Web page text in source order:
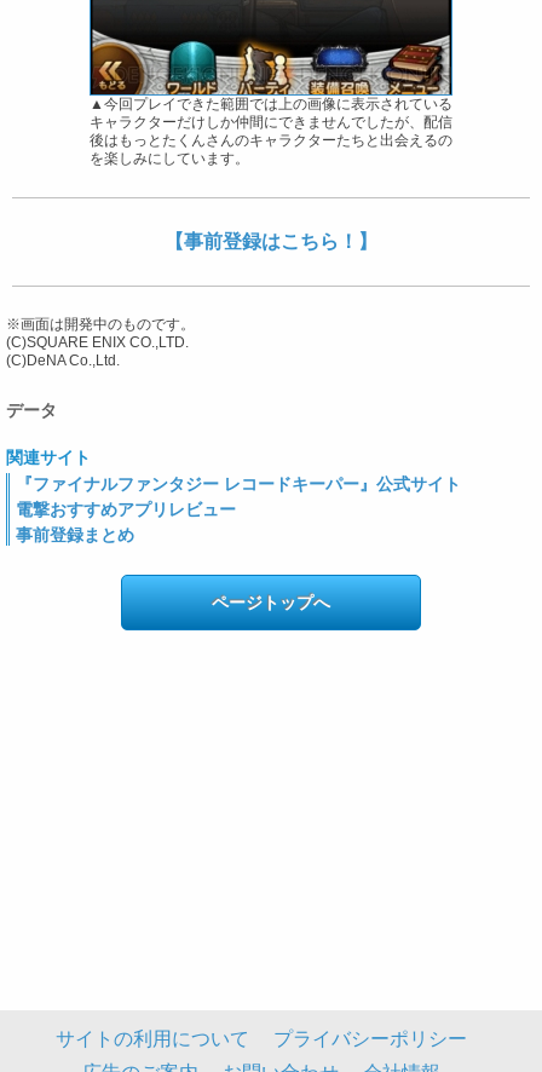
▲今回プレイできた範囲では上の画像に表示されている
キャラクターだけしか仲間にできませんでしたが、配信
後はもっとたくんさんのキャラクターたちと出会えるの
を楽しみにしています。
【事前登録はこちら！】
※画面は開発中のものです。
(C)SQUARE ENIX CO.,LTD.
(C)DeNA Co.,Ltd.
データ
関連サイト
『ファイナルファンタジー レコードキーパー』公式サイト
電撃おすすめアプリレビュー
事前登録まとめ
ページトップへ
サイトの利用について
プライバシーポリシー